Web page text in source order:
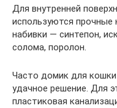
Для внутренней
используются прочные
набивки — синтепон,
солома, поролон.
Часто домик для
удачное решение. Для
пластиковая